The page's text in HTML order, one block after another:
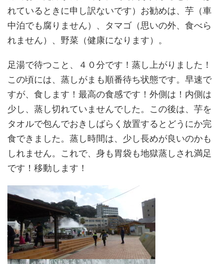
れているときに申し訳ないです）お勧めは、芋（車
中泊でも腐りません）、タマゴ（思いの外、食べら
れません）、野菜（健康になります）。
足湯で待つこと、４０分です！蒸し上がりました！
この頃には、蒸しがまも順番待ち状態です。早速で
すが、食します！最高の食感です！外側は！内側は
少し、蒸し切れていませんでした。この後は、芋を
タオルで包んでおきしばらく放置するとどうにか完
食できました。蒸し時間は、少し長めが良いのかも
しれません。これで、身も胃袋も地獄蒸しされ満足
です！移動します！